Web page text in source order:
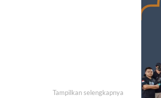
Tampilkan selengkapnya